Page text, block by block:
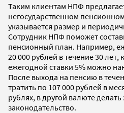
Таким клиентам НПФ
негосударственном
указывается размер и
Сотрудник НПФ поможет
пенсионный план. Например,
20 000 рублей в течение 30 лет,
ежегодной ставки 5% можно
После выхода на пенсию в
тратить по 107 000 рублей в
рублях, в другой валюте делать
законодательство.